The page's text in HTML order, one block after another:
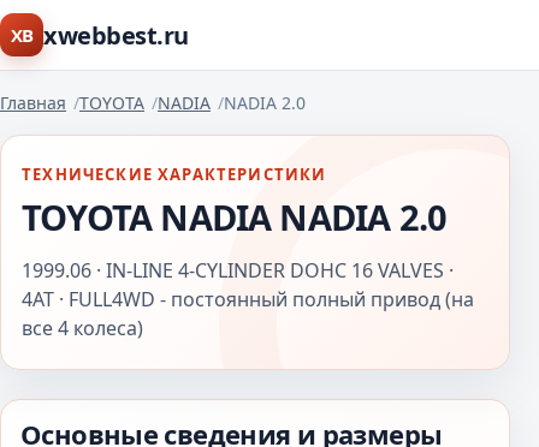
XB xwebbest.ru
Главная TOYOTA NADIA NADIA 2.0
ТЕХНИЧЕСКИЕ ХАРАКТЕРИСТИКИ
TOYOTA NADIA NADIA 2.0
1999.06 · IN-LINE 4-CYLINDER DOHC 16 VALVES ·
4AT · FULL4WD - постоянный полный привод (на
все 4 колеса)
Основные сведения и размеры